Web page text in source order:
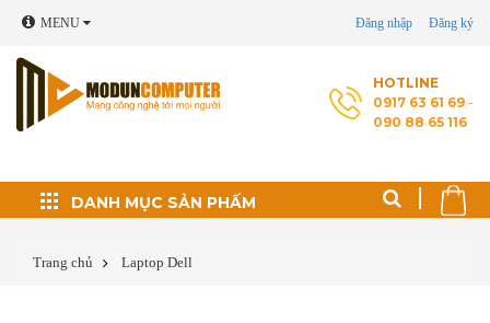
MENU
Thủ thuật máy tính
Đăng ký
Đăng nhập
HOTLINE
0917 63 61 69 -
090 88 65 116
DANH MỤC SẢN PHẤM
Trang chủ Laptop Dell